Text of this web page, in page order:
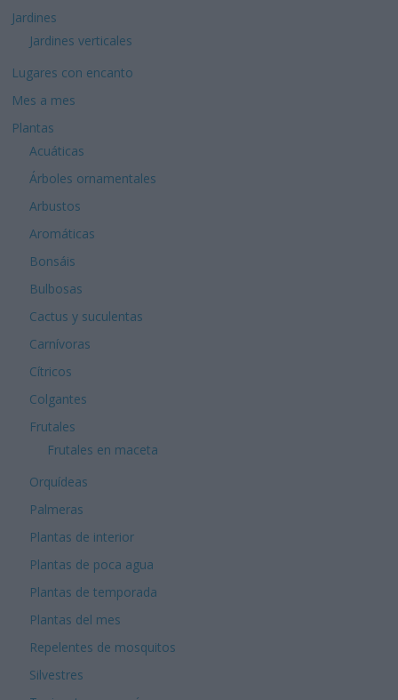
Jardines
Jardines verticales
Lugares con encanto
Mes a mes
Plantas
Acuáticas
Árboles ornamentales
Arbustos
Aromáticas
Bonsáis
Bulbosas
Cactus y suculentas
Carnívoras
Cítricos
Colgantes
Frutales
Frutales en maceta
Orquídeas
Palmeras
Plantas de interior
Plantas de poca agua
Plantas de temporada
Plantas del mes
Repelentes de mosquitos
Silvestres